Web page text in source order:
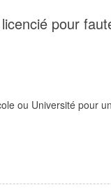
pour
ou Université pour